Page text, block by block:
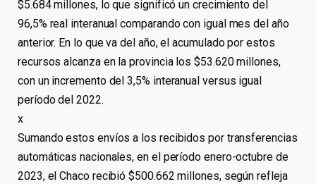
$5.684 millones, lo que significó un crecimiento del
96,5% real interanual comparando con igual mes del año
anterior. En lo que va del año, el acumulado por estos
recursos alcanza en la provincia los $53.620 millones,
con un incremento del 3,5% interanual versus igual
período del 2022.
x
Sumando estos envíos a los recibidos por transferencias
automáticas nacionales, en el período enero-octubre de
2023, el Chaco recibió $500.662 millones, según refleja